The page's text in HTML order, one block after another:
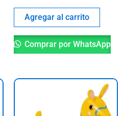
Agregar al carrito
Comprar por WhatsApp
Este